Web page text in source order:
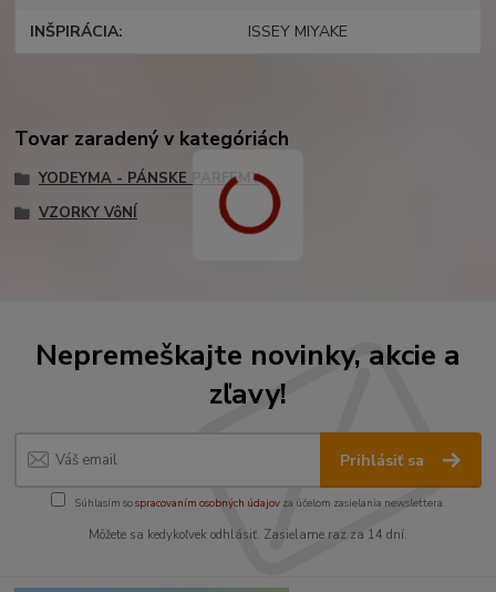
INŠPIRÁCIA ISSEY MIYAKE
Tovar zaradený v kategóriách
YODEYMA - PÁNSKE PARFEMY
VZORKY VôNÍ
Nepremeškajte novinky, akcie a
zľavy!
Prihlásiť sa
Súhlasím sospracovaním osobných údajov za účelom zasielania newslettera.
Môžete sa kedykoľvek odhlásiť. Zasielame raz za 14 dní.